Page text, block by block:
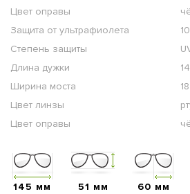
Цвет оправы
Защита от ультрафиолета
Степень защиты
Длина дужки
Ширина моста
Цвет линзы
Цвет оправы
145 мм 51 мм 60 мм